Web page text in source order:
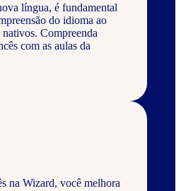
língua, é fundamental
do idioma ao
Compreenda
com as aulas da
na Wizard, você melhora